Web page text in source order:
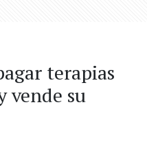
terapias
vende su